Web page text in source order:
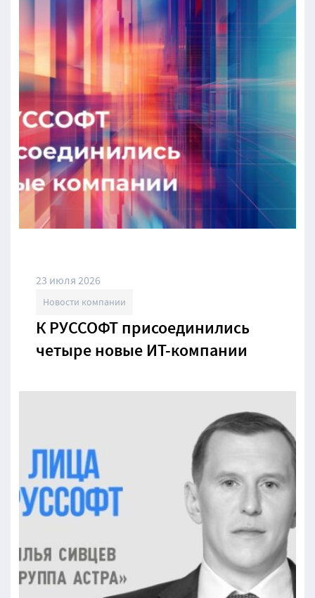
23 июля 2026
Новости компании
К РУССОФТ присоединились
четыре новые ИТ-компании